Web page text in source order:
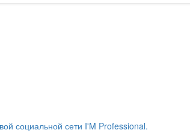
социальной сети I'M Professional.